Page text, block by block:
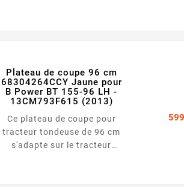
Plateau de coupe 96 cm
68304264CCY Jaune pour
B Power BT 155-96 LH -
13CM793F615 (2013)
Ce plateau de coupe pour
tracteur tondeuse de 96 cm
s'adapte sur le tracteur